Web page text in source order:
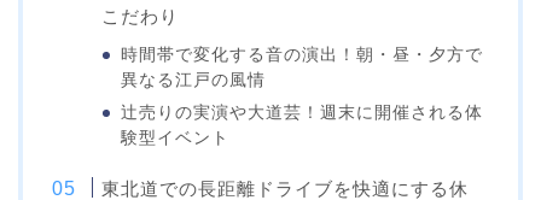
こだわり
時間帯で変化する音の演出！朝・昼・夕方で
異なる江戸の風情
辻売りの実演や大道芸！週末に開催される体
験型イベント
東北道での長距離ドライブを快適にする休